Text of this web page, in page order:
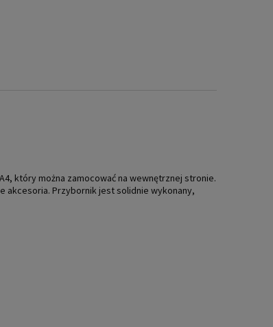
który można zamocować na wewnętrznej stronie.
akcesoria. Przybornik jest solidnie wykonany,